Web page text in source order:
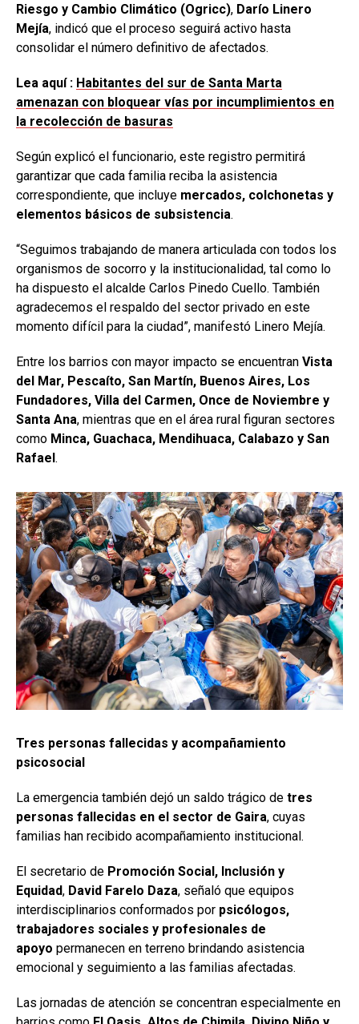
Riesgo y Cambio Climático (Ogricc), Darío Linero
Mejía, indicó que el proceso seguirá activo hasta
consolidar el número definitivo de afectados.
Lea aquí : Habitantes del sur de Santa Marta
amenazan con bloquear vías por incumplimientos en
la recolección de basuras
Según explicó el funcionario, este registro permitirá
garantizar que cada familia reciba la asistencia
correspondiente, que incluye mercados, colchonetas y
elementos básicos de subsistencia.
“Seguimos trabajando de manera articulada con todos los
organismos de socorro y la institucionalidad, tal como lo
ha dispuesto el alcalde Carlos Pinedo Cuello. También
agradecemos el respaldo del sector privado en este
momento difícil para la ciudad”, manifestó Linero Mejía.
Entre los barrios con mayor impacto se encuentran Vista
del Mar, Pescaíto, San Martín, Buenos Aires, Los
Fundadores, Villa del Carmen, Once de Noviembre y
Santa Ana, mientras que en el área rural figuran sectores
como Minca, Guachaca, Mendihuaca, Calabazo y San
Rafael.
Tres personas fallecidas y acompañamiento
psicosocial
La emergencia también dejó un saldo trágico de tres
personas fallecidas en el sector de Gaira, cuyas
familias han recibido acompañamiento institucional.
El secretario de Promoción Social, Inclusión y
Equidad, David Farelo Daza, señaló que equipos
interdisciplinarios conformados por psicólogos,
trabajadores sociales y profesionales de
apoyo permanecen en terreno brindando asistencia
emocional y seguimiento a las familias afectadas.
Las jornadas de atención se concentran especialmente en